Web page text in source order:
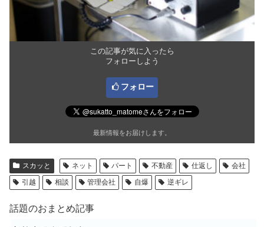
この記事が気に入ったら
フォローしよう
フォロー
最新情報をお届けします。
スカッと ネット パート 不動産 仕返し
会社
引越
相談 管理会社 自爆 逆ギレ
話題のおまとめ記事